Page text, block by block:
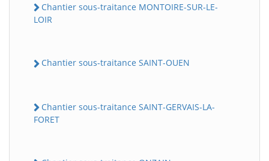
Chantier sous-traitance MONTOIRE-SUR-LE-
LOIR
Chantier sous-traitance SAINT-OUEN
Chantier sous-traitance SAINT-GERVAIS-LA-
FORET